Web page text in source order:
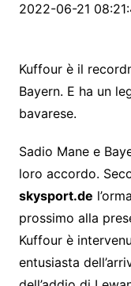
2022-06-21
Kuffour è il
Bayern. E ha un
bavarese.
Sadio Mane e
loro accordo.
skysport.de
prossimo alla
Kuffour è
entusiasta